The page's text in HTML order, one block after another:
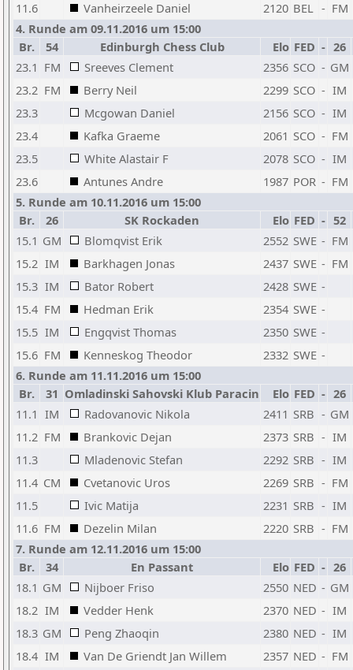
11.6 Vanheirzeele Daniel 2120 BEL - FM
4. Runde am 09.11.2016 um 15:00
Br.
54 Edinburgh Chess Club Elo FED - 26
23.1 FM Sreeves Clement 2356 SCO - GM
23.2 FM Berry Neil 2299 SCO - IM
23.3
Mcgowan Daniel 2156 SCO - IM
23.4
Kafka Graeme 2061 SCO - FM
23.5
White Alastair F 2078 SCO - IM
23.6
Antunes Andre 1987 POR - FM
5. Runde am 10.11.2016 um 15:00
Br.
26 SK Rockaden Elo FED - 52
15.1 GM Blomqvist Erik 2552 SWE - FM
15.2 IM Barkhagen Jonas 2437 SWE - FM
15.3 IM Bator Robert 2428 SWE -
15.4 FM Hedman Erik 2354 SWE -
15.5 IM Engqvist Thomas 2350 SWE -
15.6 FM Kenneskog Theodor 2332 SWE -
6. Runde am 11.11.2016 um 15:00
Br.
31 Omladinski Sahovski Klub Paracin Elo FED - 26
11.1 IM Radovanovic Nikola 2411 SRB - GM
11.2 FM Brankovic Dejan 2373 SRB - IM
11.3
Mladenovic Stefan 2292 SRB - IM
11.4 CM Cvetanovic Uros 2269 SRB - FM
11.5
Ivic Matija 2231 SRB - IM
11.6 FM Dezelin Milan 2220 SRB - FM
7. Runde am 12.11.2016 um 15:00
Br.
34 En Passant Elo FED - 26
18.1 GM Nijboer Friso 2550 NED - GM
18.2 IM Vedder Henk 2370 NED - IM
18.3 GM Peng Zhaoqin 2380 NED - IM
18.4 IM Van De Griendt Jan Willem 2357 NED - FM